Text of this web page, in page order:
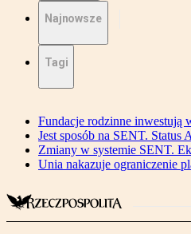
Najnowsze
Tagi
Fundacje rodzinne inwestują
Jest sposób na SENT.
Zmiany w systemie SENT.
Unia nakazuje ograniczenie